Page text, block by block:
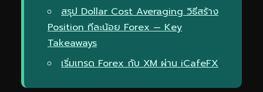
สรุป Dollar Cost Averaging วิธีสร้าง
Position ทีละน้อย Forex — Key
Takeaways
เริ่มเทรด Forex กับ XM ผ่าน iCafeFX